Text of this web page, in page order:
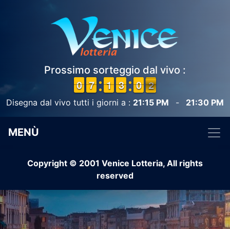
Prossimo sorteggio dal vivo :
9
9
0
0 6
6
7
7 1
1
1
1 2
2
3
3 9
9
0
0 2
1
Disegna dal vivo tutti i giorni a : 21:15 PM - 21:30 PM
MENÙ
Copyright © 2001 Venice Lotteria, All rights
reserved